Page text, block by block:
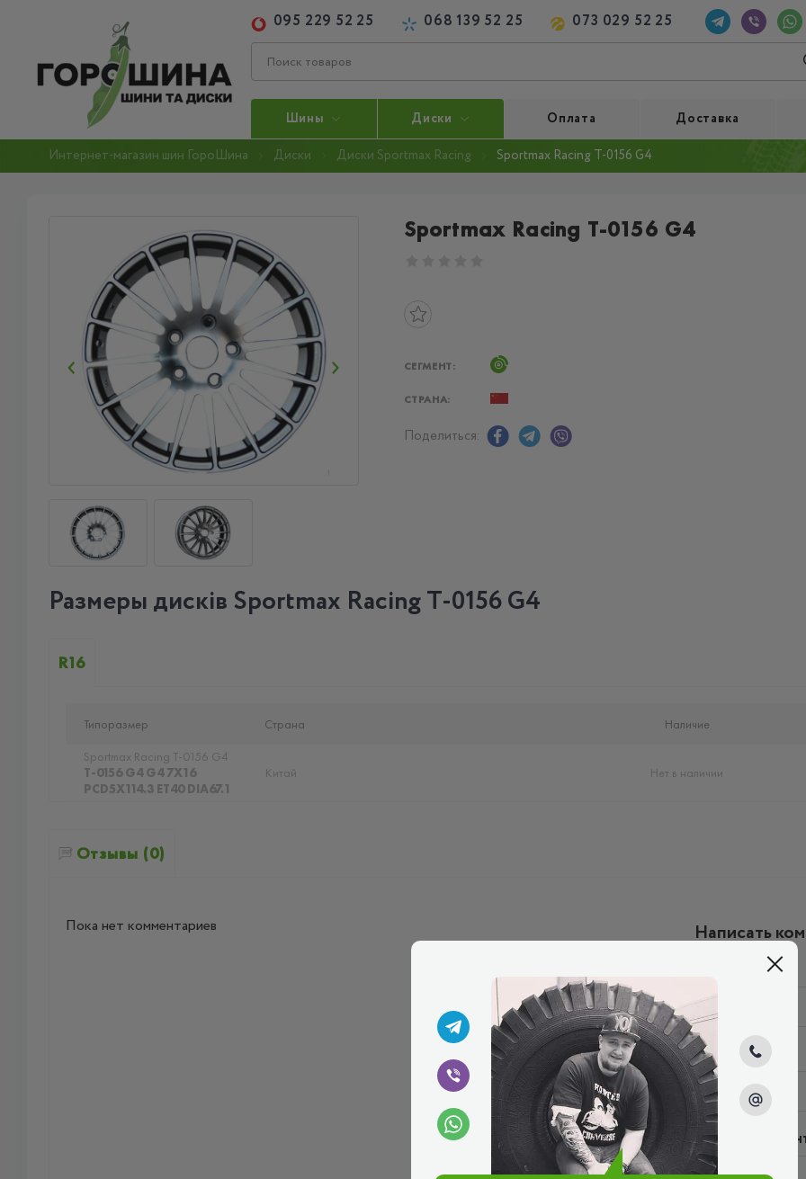
095 229 52 25 068 139 52 25 073 029 52 25
Шины Диски Оплата Доставка
Интернет-магазин шин ГороШина Диски Диски Sportmax Racing Sportmax Racing T-0156 G4
Sportmax Racing T-0156 G4
СЕГМЕНТ:
СТРАНА:
Поделиться:
Размеры дисків Sportmax Racing T-0156 G4
R16
Типоразмер Страна
Наличие
Sportmax Racing T-0156 G4
T-0156 G4 G4 7X16
PCD5X114.3 ET40 DIA67.1
Китай Нет в наличии
Отзывы (0)
Пока нет комментариев Написать
Ваш e-mail*
Введите